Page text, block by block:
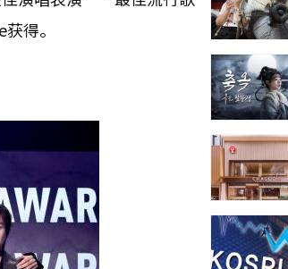
得。